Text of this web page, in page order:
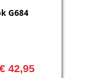
G684
42,95